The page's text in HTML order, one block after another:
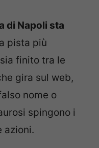
di Napoli sta
pista più
finito tra le
gira sul web,
nome o
spingono i
azioni.